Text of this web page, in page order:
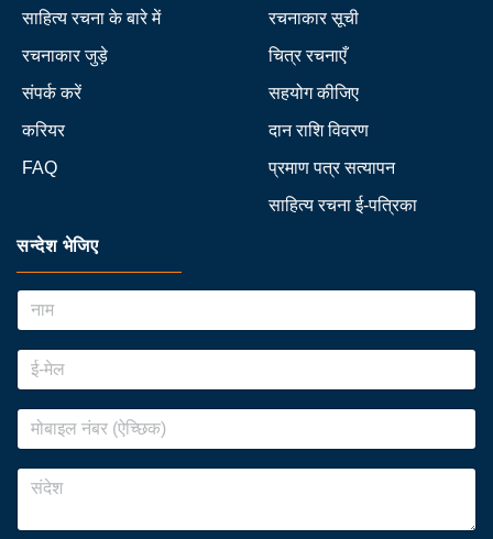
साहित्य रचना के बारे में
रचनाकार जुड़े
संपर्क करें
करियर
FAQ
रचनाकार सूची
चित्र रचनाएँ
सहयोग कीजिए
दान राशि विवरण
प्रमाण पत्र सत्यापन
साहित्य रचना ई-पत्रिका
सन्देश भेजिए